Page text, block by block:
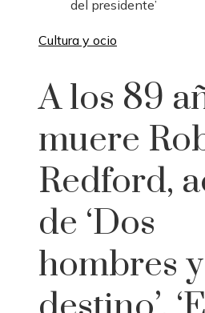
del presidente’
Cultura y ocio
A los 89
muere
Redford,
de ‘Dos
hombres